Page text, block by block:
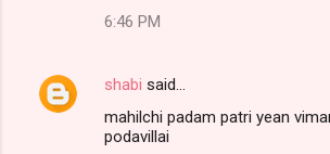
6:46 PM
shabi said…
mahilchi padam patri yean
podavillai